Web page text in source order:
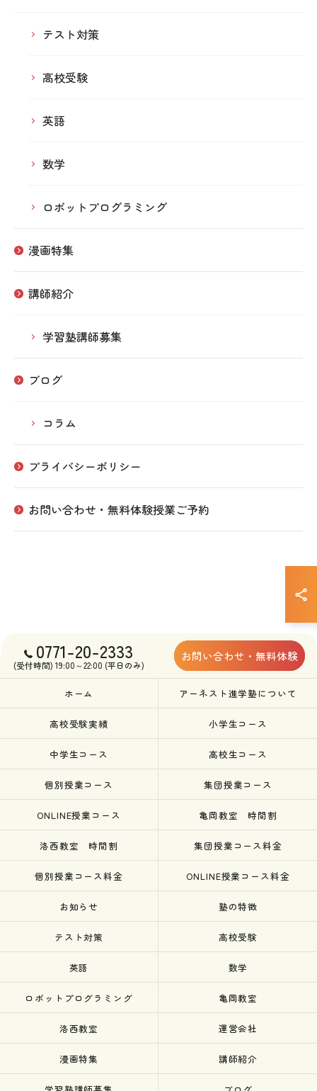
テスト対策
高校受験
英語
数学
ロボットプログラミング
漫画特集
講師紹介
学習塾講師募集
ブログ
コラム
プライバシーポリシー
お問い合わせ・無料体験授業ご予約
0771-20-2333
(受付時間) 19:00～22:00 (平日のみ)
お問い合わせ・無料体験
ホーム アーネスト進学塾について
高校受験実績 小学生コース
中学生コース 高校生コース
個別授業コース 集団授業コース
ONLINE授業コース 亀岡教室 時間割
洛西教室 時間割 集団授業コース料金
個別授業コース料金 ONLINE授業コース料金
お知らせ 塾の特徴
テスト対策 高校受験
英語 数学
ロボットプログラミング 亀岡教室
洛西教室 運営会社
漫画特集 講師紹介